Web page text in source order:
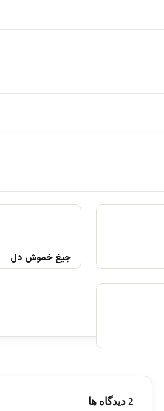
جیغ خموش دل
‫2 دیدگاه ها